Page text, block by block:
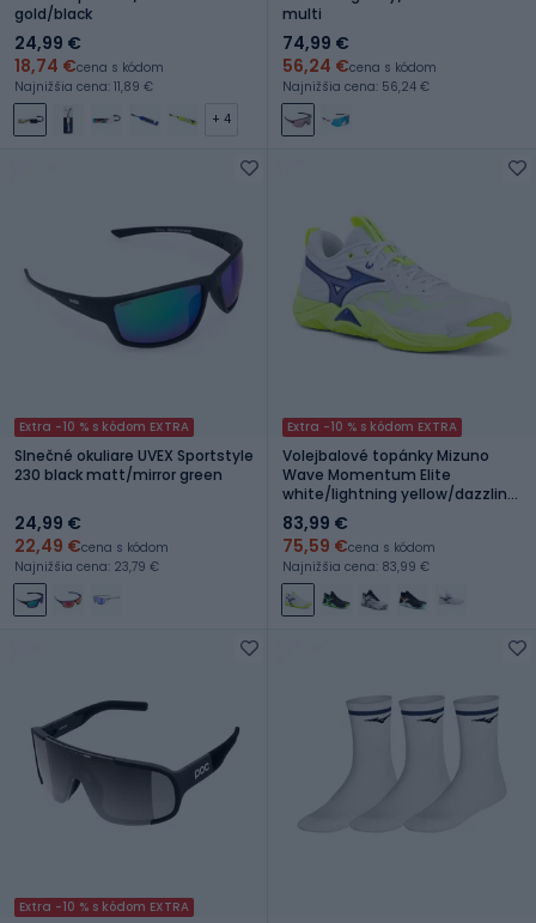
gold/black
24,99 €
18,74 €cena s kódom
Najnižšia cena: 11,89 €
+ 4
multi
74,99 €
56,24 €cena s kódom
Najnižšia cena: 56,24 €
Extra -10 % s kódom EXTRA
Slnečné okuliare UVEX Sportstyle
230 black matt/mirror green
24,99 €
22,49 €cena s kódom
Najnižšia cena: 23,79 €
Extra -10 % s kódom EXTRA
Volejbalové topánky Mizuno
Wave Momentum Elite
white/lightning yellow/dazzling
blue
83,99 €
75,59 €cena s kódom
Najnižšia cena: 83,99 €
Extra -10 % s kódom EXTRA